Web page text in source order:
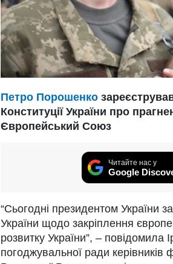
Петро Порошенко
Конституції України про
Європейський Союз
Читайте нас у
Google
“Сьогодні президентом України
України щодо закріплення
розвитку України”, – повідомила
погоджувальної ради керівників